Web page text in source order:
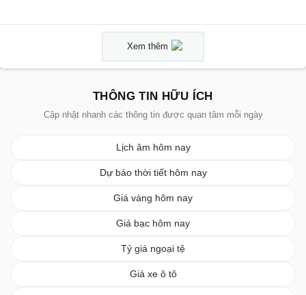
Xem thêm
THÔNG TIN HỮU ÍCH
Cập nhật nhanh các thông tin được quan tâm mỗi ngày
Lịch âm hôm nay
Dự báo thời tiết hôm nay
Giá vàng hôm nay
Giá bạc hôm nay
Tỷ giá ngoại tệ
Giá xe ô tô